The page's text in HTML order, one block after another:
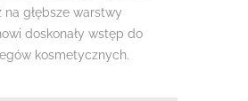
na głębsze warstwy
doskonały wstęp do
kosmetycznych.